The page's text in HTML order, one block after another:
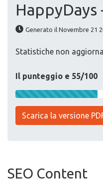
HappyDays
Generato il Novembre 21
Statistiche non
Il punteggio e 55/100
Scarica la versione
SEO Content